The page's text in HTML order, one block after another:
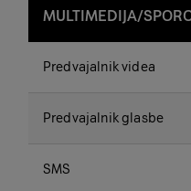
MULTIMEDIJA/
Predvajalnik videa
Predvajalnik glasbe
SMS